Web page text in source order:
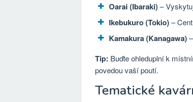
Oarai (Ibaraki)–
Ikebukuro (Tokio)–
Kamakura (Kanagawa)
Tip: Buďte ohleduplní k
povedou vaší poutí.
Tematické